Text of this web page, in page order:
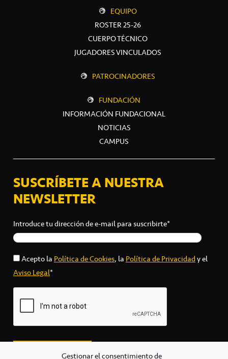
Gestionar el consentimiento de
EQUIPO
ROSTER 25-26
CUERPO TÉCNICO
JUGADORES VINCULADOS
PATROCINADORES
FUNDACIÓN
INFORMACIÓN FUNDACIONAL
NOTICIAS
CAMPUS
SUSCRÍBETE A NUESTRA
NEWSLETTER
Introduce tu dirección de e-mail para suscribirte*
Acepto laPolítica de Cookies, laPolítica de Privacidady el
Aviso Legal*